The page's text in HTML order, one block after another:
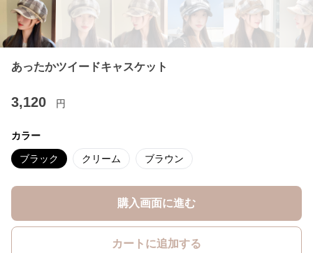
あったかツイードキャスケット
3,120 円
カラー
ブラック クリーム ブラウン
購入画面に進む
カートに追加する